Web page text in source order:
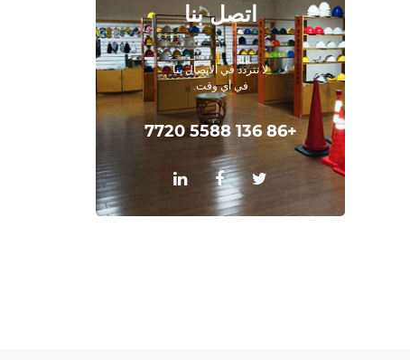
اتصل بنا
لا تتردد في الاتصال بنا
في أي وقت.
+86 136 5588 7720